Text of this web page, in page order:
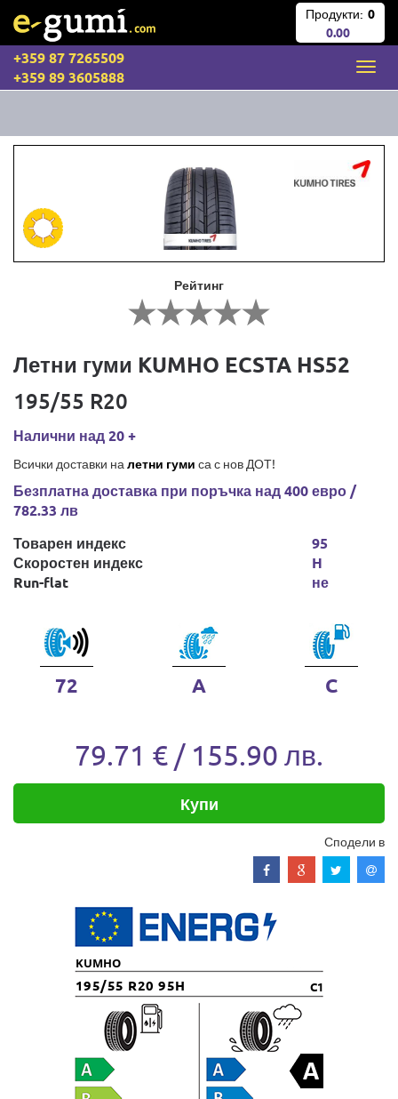
Продукти: 0
0.00
+359 87 7265509
+359 89 3605888
Рейтинг
Летни гуми KUMHO ECSTA HS52
195/55 R20
Налични над 20 +
Всички доставки на летни гуми са с нов ДОТ!
Безплатна доставка при поръчка над 400 евро /
782.33 лв
Товарен индекс
Скоростен индекс
Run-flat
95
H
не
72 A C
79.71 € / 155.90 лв.
Купи
Сподели в
KUMHO
195/55 R20 95H C1